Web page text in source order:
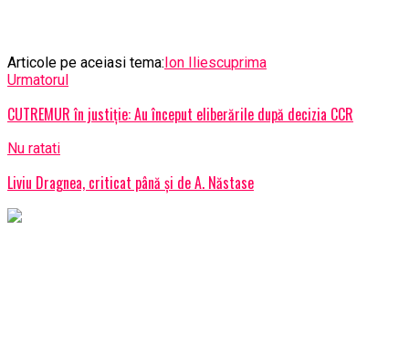
Articole pe aceiasi tema:Ion Iliescuprima
Urmatorul
CUTREMUR în justiție: Au început eliberările după decizia CCR
Nu ratati
Liviu Dragnea, criticat până şi de A. Năstase